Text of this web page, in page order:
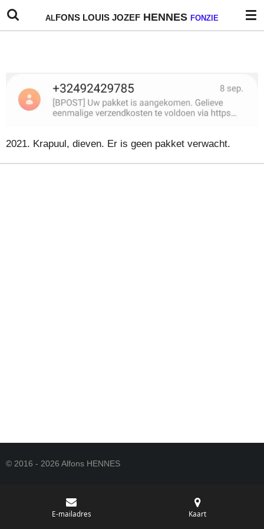
Ga
direct
ALFONS LOUIS JOZEF HENNES FONZIE
2021. Krapuul, dieven. Er is geen pakket verwacht.
© 2016 - 2026 Alfons HENNES
E-mailadres Kaart